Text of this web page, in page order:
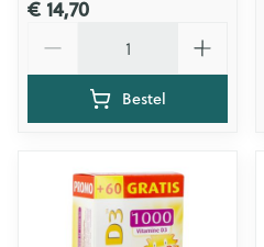
€ 14,70
Bestel